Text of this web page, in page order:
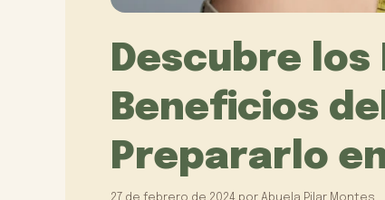
Descubre
Beneficios
Prepararlo
27 de febrero de 2024 por Abuela Pilar Montes